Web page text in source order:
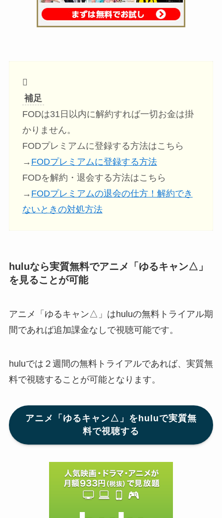
補足
FODは31日以内に解約すれば一切お金は掛
かりません。
FODプレミアムに登録する方法はこちら
→ FODプレミアムに登録する方法
FODを解約・退会する方法はこちら
→ FODプレミアムの退会の仕方！解約でき
ないときの対処方法
huluなら実質無料でアニメ「ゆるキャン△」
を見ることが可能
アニメ「ゆるキャン△」はhuluの無料トライアル期
間であれば追加課金なしで視聴可能です。
huluでは２週間の無料トライアルであれば、実質無
料で視聴することが可能となります。
アニメ「ゆるキャン△」をhuluで実質無
料で視聴する